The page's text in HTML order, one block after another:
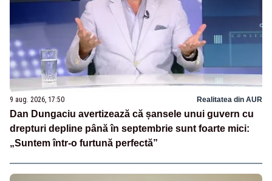
9 aug. 2026, 17:50 Realitatea din AUR
Dan Dungaciu avertizează că șansele unui guvern cu
drepturi depline până în septembrie sunt foarte mici:
„Suntem într-o furtună perfectă”